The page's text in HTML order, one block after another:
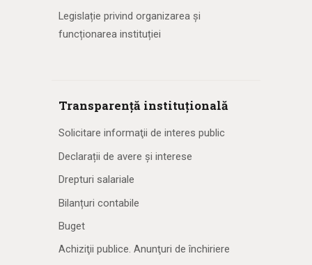
Legislație privind organizarea și
funcționarea instituției
Transparență instituțională
Solicitare informaţii de interes public
Declarații de avere și interese
Drepturi salariale
Bilanțuri contabile
Buget
Achiziţii publice. Anunţuri de închiriere